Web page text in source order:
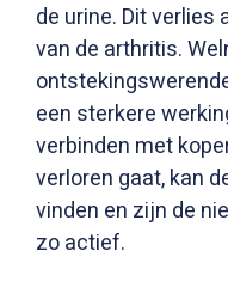
de urine. Dit verlies
van de arthritis.
een sterkere
verbinden met
verloren gaat, kan
vinden en zijn de
zo actief.